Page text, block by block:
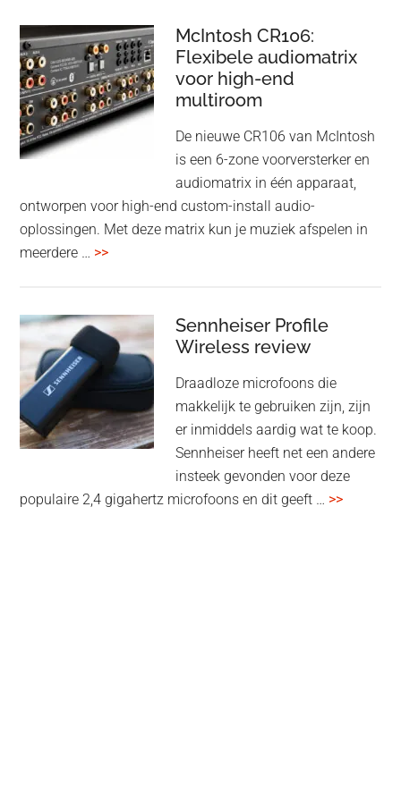
Adaptive
noise
cancelling
–
4
McIntosh CR106:
Flexibele audiomatrix
voor high-end
multiroom
De nieuwe CR106 van McIntosh
is een 6-zone voorversterker en
audiomatrix in één apparaat,
ontworpen voor high-end custom-install audio-
oplossingen. Met deze matrix kun je muziek afspelen in
meerdere … >>overMcIntosh
audiomatrix
voor
high-
end
multiroom
Sennheiser Profile
Wireless review
Draadloze microfoons die
makkelijk te gebruiken zijn, zijn
er inmiddels aardig wat te koop.
Sennheiser heeft net een andere
insteek gevonden voor deze
populaire 2,4 gigahertz microfoons en dit geeft … >>